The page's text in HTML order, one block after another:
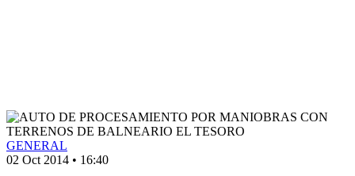
GENERAL
02 Oct 2014 • 16:40